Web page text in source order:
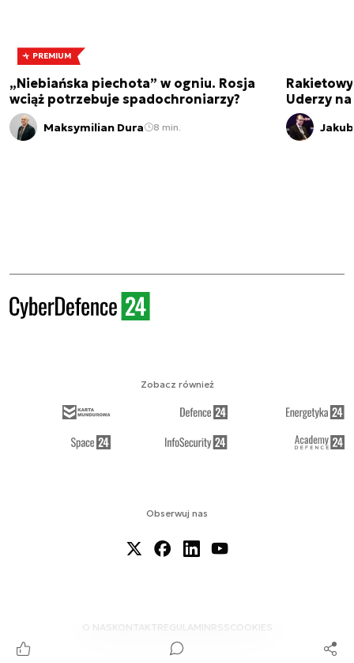
PREMIUM
„Niebiańska piechota” w ogniu. Rosja
wciąż potrzebuje spadochroniarzy?
Maksymilian Dura 8 min.
Uderzy
Obserwuj nas
O NAS KONTAKTREGULAMINRSS COOKIES
Zobacz również